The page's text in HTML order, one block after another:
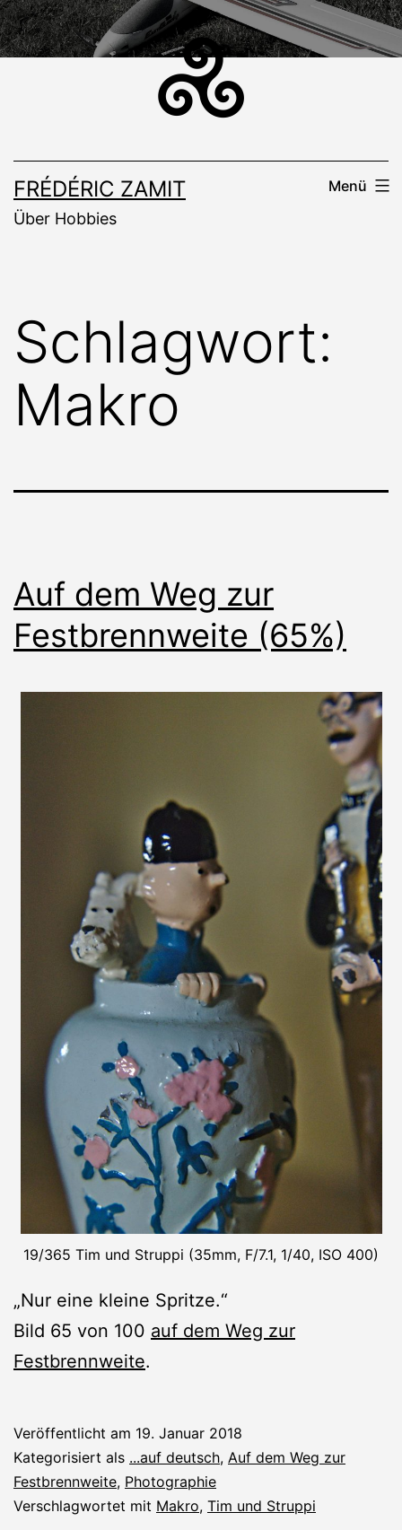
Zum
Inhalt
FRÉDÉRIC ZAMIT
Über Hobbies
Menü
Schlagwort:
Makro
Auf dem Weg zur
Festbrennweite (65%)
19/365 Tim und Struppi (35mm, F/7.1, 1/40, ISO 400)
„Nur eine kleine Spritze.“
Bild 65 von 100 auf dem Weg zur
Festbrennweite.
Veröffentlicht am 19. Januar 2018
Kategorisiert als ...auf deutsch, Auf dem Weg zur
Festbrennweite, Photographie
Verschlagwortet mit Makro, Tim und Struppi